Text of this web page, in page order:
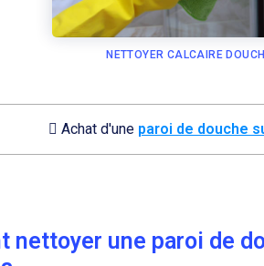
NETTOYER CALCAIRE
Achat d'une paroi de douche
nettoyer une paroi de